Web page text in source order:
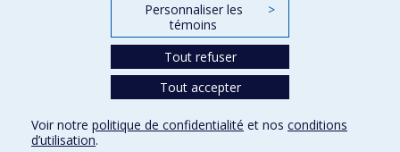
Confidentialité Conditions d’utilisation Paramètres des témoins
Personnaliser les
témoins
>
Tout refuser
Tout accepter
Voir notre politique de confidentialité et nos conditions
d’utilisation.